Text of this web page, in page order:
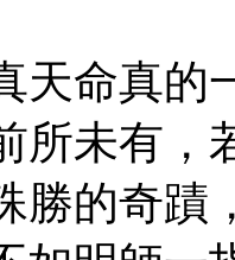
天命真的
所未有，
勝的奇蹟